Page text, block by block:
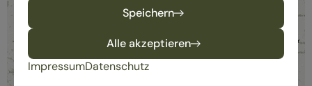
Speichern
Alle akzeptieren
ImpressumDatenschutz